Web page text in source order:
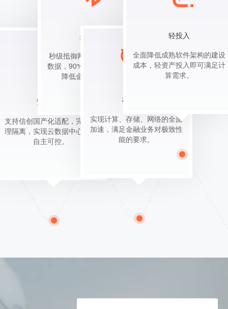
安全合规
支持信创国产化适配，完全物
理隔离，实现云数据中心全栈
自主可控。
多重防护
秒级抵御网络攻击，P级黑产
数据，90%恶意用户识别率，
降低金融欺诈风险。
极致性能
实现计算、存储、网络的全面
加速，满足金融业务对极致性
能的要求。
轻投入
全面降低成熟软件架构的建设
成本，轻资产投入即可满足计
算需求。